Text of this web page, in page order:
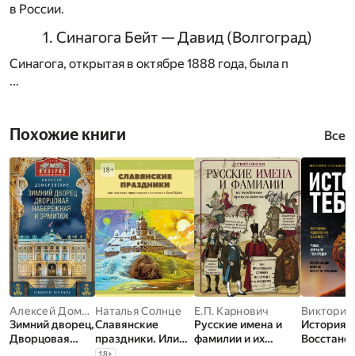
в России.
1. Синагога Бейт — Давид (Волгоград)
Синагога, открытая в октябре 1888 года, была п
...
Похожие книги Все
Алексей Домбровский
Зимний дворец,
Дворцовая
Наталья Солнце
Славянские
праздники. Или
как наши предки
18+
Е.П. Карнович
Русские имена и
фамилии и их
История